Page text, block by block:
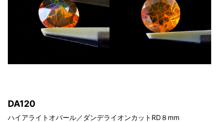
DA120
ハイアライトオパール／ダンデライオンカットRD８ mm